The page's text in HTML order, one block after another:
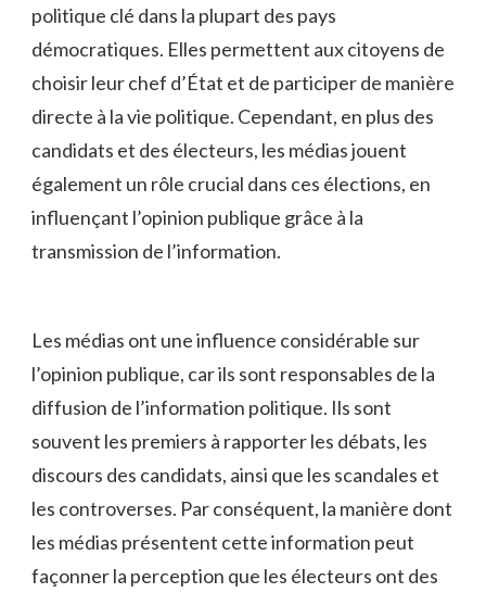
politique⁢ clé dans la plupart des pays
démocratiques.​ Elles permettent aux citoyens ‌de‌
choisir leur chef d’État et de ​participer‍ de ‌manière
directe ‌à ⁢la vie politique. Cependant, en⁢ plus des
candidats​ et ​des‌ électeurs, les‍ médias jouent
également un rôle ⁤crucial dans ces élections, en
influençant‌ l’opinion publique grâce à la
transmission de l’information.
Les médias ont une influence⁢ considérable ‍sur
‍l’opinion publique, car ils sont responsables de la⁤
diffusion de‍ l’information politique. Ils sont
souvent​ les premiers à rapporter les débats, les
discours des candidats, ainsi que les scandales et
les controverses. Par conséquent, la manière dont
les médias⁣ présentent cette information peut
‌façonner ⁢la perception que les électeurs ont des